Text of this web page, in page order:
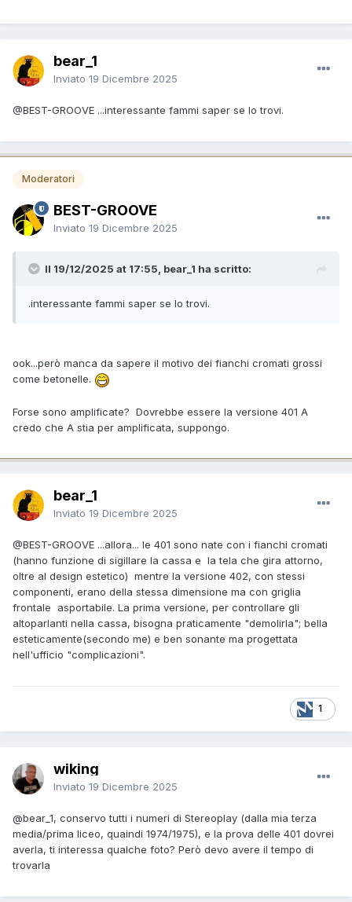
bear_1
Inviato 19 Dicembre 2025
@BEST-GROOVE ...interessante fammi saper se lo trovi.
Moderatori
BEST-GROOVE
Inviato 19 Dicembre 2025
Il 19/12/2025 at 17:55, bear_1 ha scritto:
.interessante fammi saper se lo trovi.
ook...però manca da sapere il motivo dei fianchi cromati grossi
come betonelle.
Forse sono amplificate? Dovrebbe essere la versione 401 A
credo che A stia per amplificata, suppongo.
bear_1
Inviato 19 Dicembre 2025
@BEST-GROOVE ...allora... le 401 sono nate con i fianchi cromati
(hanno funzione di sigillare la cassa e la tela che gira attorno,
oltre al design estetico) mentre la versione 402, con stessi
componenti, erano della stessa dimensione ma con griglia
frontale asportabile. La prima versione, per controllare gli
altoparlanti nella cassa, bisogna praticamente "demolirla"; bella
esteticamente(secondo me) e ben sonante ma progettata
nell'ufficio "complicazioni".
1
wiking
Inviato 19 Dicembre 2025
@bear_1, conservo tutti i numeri di Stereoplay (dalla mia terza
media/prima liceo, quaindi 1974/1975), e la prova delle 401 dovrei
averla, ti interessa qualche foto? Però devo avere il tempo di
trovarla